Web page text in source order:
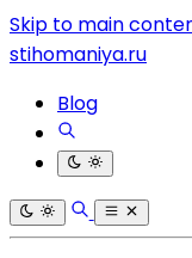
Skip to main
stihomaniya.ru
Blog